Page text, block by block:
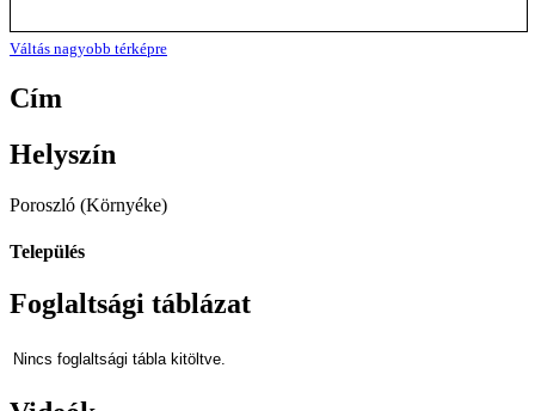
Váltás nagyobb térképre
Cím
Helyszín
Poroszló (Környéke)
Település
Foglaltsági táblázat
Nincs foglaltsági tábla kitöltve.